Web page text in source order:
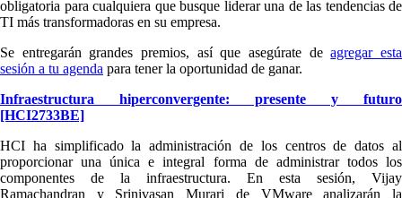
obligatoria para cualquiera que busque liderar una de las tendencias de
TI más transformadoras en su empresa.
Se entregarán grandes premios, así que asegúrate deagregar esta
sesión a tu agenda para tener la oportunidad de ganar.
Infraestructura hiperconvergente: presente y futuro
[HCI2733BE]
HCI ha simplificado la administración de los centros de datos al
proporcionar una única e integral forma de administrar todos los
componentes de la infraestructura. En esta sesión, Vijay
Ramachandran y Srinivasan Murari de VMware analizarán la